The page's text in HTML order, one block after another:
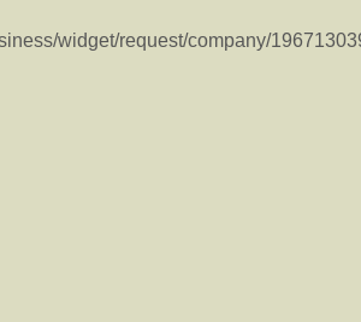
widget/request/company/